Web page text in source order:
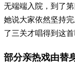
无端端入院，到了
她说大家依然坚持
了三关才唱得到这
部分亲热戏由替